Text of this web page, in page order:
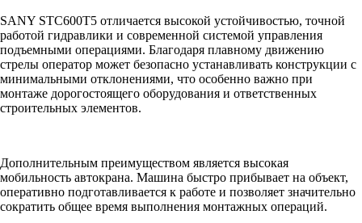
SANY STC600T5 отличается высокой устойчивостью, точной
работой гидравлики и современной системой управления
подъемными операциями. Благодаря плавному движению
стрелы оператор может безопасно устанавливать конструкции с
минимальными отклонениями, что особенно важно при
монтаже дорогостоящего оборудования и ответственных
строительных элементов.
Дополнительным преимуществом является высокая
мобильность автокрана. Машина быстро прибывает на объект,
оперативно подготавливается к работе и позволяет значительно
сократить общее время выполнения монтажных операций.